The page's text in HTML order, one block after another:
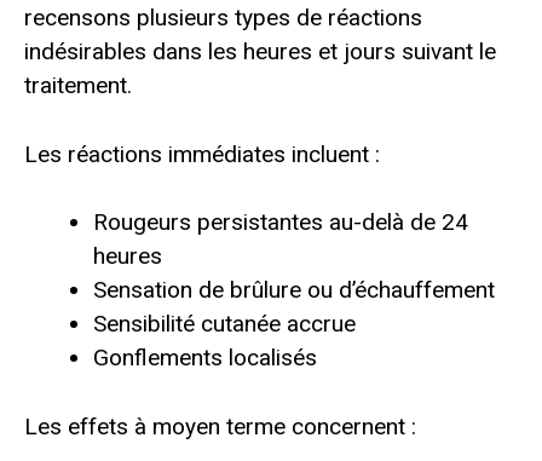
recensons plusieurs types de réactions
indésirables dans les heures et jours suivant le
traitement.
Les réactions immédiates incluent :
Rougeurs persistantes au-delà de 24
heures
Sensation de brûlure ou d’échauffement
Sensibilité cutanée accrue
Gonflements localisés
Les effets à moyen terme concernent :